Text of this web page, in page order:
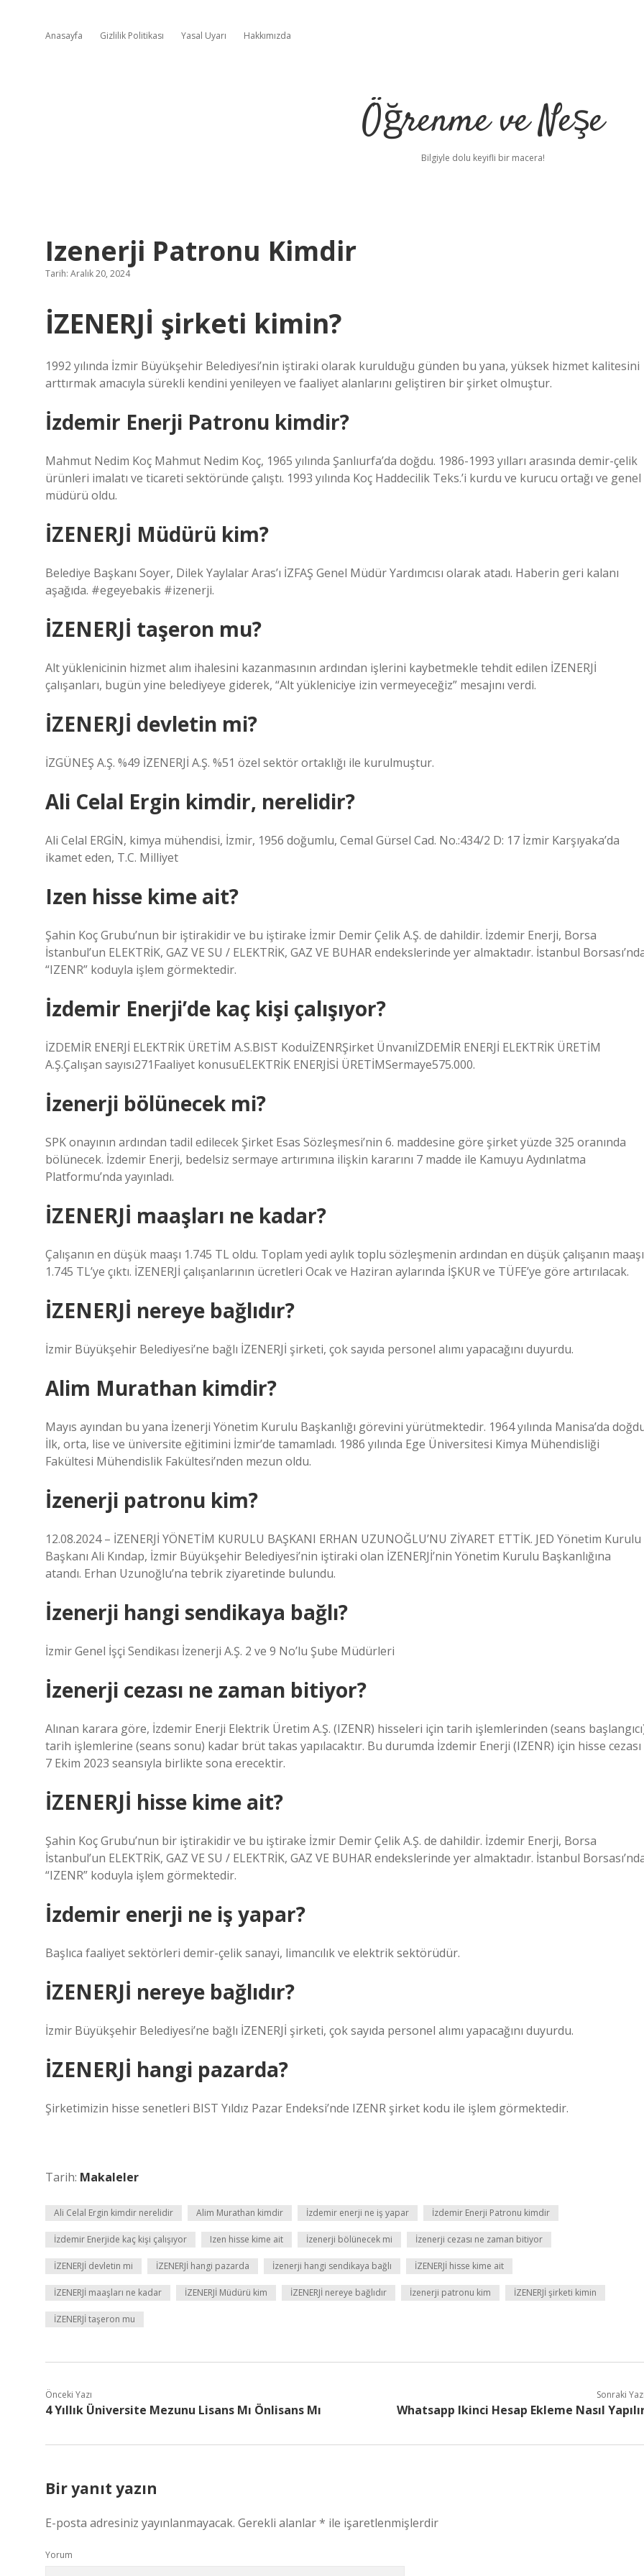
Anasayfa Gizlilik Politikası Yasal Uyarı Hakkımızda
Öğrenme ve Neşe
Bilgiyle dolu keyifli bir macera!
Izenerji Patronu Kimdir
Tarih: Aralık 20, 2024
İZENERJİ şirketi kimin?
1992 yılında İzmir Büyükşehir Belediyesi’nin iştiraki olarak kurulduğu günden bu yana, yüksek hizmet kalitesini
arttırmak amacıyla sürekli kendini yenileyen ve faaliyet alanlarını geliştiren bir şirket olmuştur.
İzdemir Enerji Patronu kimdir?
Mahmut Nedim Koç Mahmut Nedim Koç, 1965 yılında Şanlıurfa’da doğdu. 1986-1993 yılları arasında demir-çelik
ürünleri imalatı ve ticareti sektöründe çalıştı. 1993 yılında Koç Haddecilik Teks.’i kurdu ve kurucu ortağı ve genel
müdürü oldu.
İZENERJİ Müdürü kim?
Belediye Başkanı Soyer, Dilek Yaylalar Aras’ı İZFAŞ Genel Müdür Yardımcısı olarak atadı. Haberin geri kalanı
aşağıda. #egeyebakis #izenerji.
İZENERJİ taşeron mu?
Alt yüklenicinin hizmet alım ihalesini kazanmasının ardından işlerini kaybetmekle tehdit edilen İZENERJİ
çalışanları, bugün yine belediyeye giderek, “Alt yükleniciye izin vermeyeceğiz” mesajını verdi.
İZENERJİ devletin mi?
İZGÜNEŞ A.Ş. %49 İZENERJİ A.Ş. %51 özel sektör ortaklığı ile kurulmuştur.
Ali Celal Ergin kimdir, nerelidir?
Ali Celal ERGİN, kimya mühendisi, İzmir, 1956 doğumlu, Cemal Gürsel Cad. No.:434/2 D: 17 İzmir Karşıyaka’da
ikamet eden, T.C. Milliyet
Izen hisse kime ait?
Şahin Koç Grubu’nun bir iştirakidir ve bu iştirake İzmir Demir Çelik A.Ş. de dahildir. İzdemir Enerji, Borsa
İstanbul’un ELEKTRİK, GAZ VE SU / ELEKTRİK, GAZ VE BUHAR endekslerinde yer almaktadır. İstanbul
“IZENR” koduyla işlem görmektedir.
İzdemir Enerji’de kaç kişi çalışıyor?
İZDEMİR ENERJİ ELEKTRİK ÜRETİM A.S.BIST KoduİZENRŞirket ÜnvanıİZDEMİR ENERJİ ELEKTRİK ÜRETİM
A.Ş.Çalışan sayısı271Faaliyet konusuELEKTRİK ENERJİSİ ÜRETİMSermaye575.000.
İzenerji bölünecek mi?
SPK onayının ardından tadil edilecek Şirket Esas Sözleşmesi’nin 6. maddesine göre şirket yüzde 325 oranında
bölünecek. İzdemir Enerji, bedelsiz sermaye artırımına ilişkin kararını 7 madde ile Kamuyu Aydınlatma
Platformu’nda yayınladı.
İZENERJİ maaşları ne kadar?
Çalışanın en düşük maaşı 1.745 TL oldu. Toplam yedi aylık toplu sözleşmenin ardından en düşük çalışanın maaşı
1.745 TL’ye çıktı. İZENERJİ çalışanlarının ücretleri Ocak ve Haziran aylarında İŞKUR ve TÜFE’ye göre artırılacak.
İZENERJİ nereye bağlıdır?
İzmir Büyükşehir Belediyesi’ne bağlı İZENERJİ şirketi, çok sayıda personel alımı yapacağını duyurdu.
Alim Murathan kimdir?
Mayıs ayından bu yana İzenerji Yönetim Kurulu Başkanlığı görevini yürütmektedir. 1964 yılında Manisa’da
İlk, orta, lise ve üniversite eğitimini İzmir’de tamamladı. 1986 yılında Ege Üniversitesi Kimya Mühendisliği
Fakültesi Mühendislik Fakültesi’nden mezun oldu.
İzenerji patronu kim?
12.08.2024 – İZENERJİ YÖNETİM KURULU BAŞKANI ERHAN UZUNOĞLU’NU ZİYARET ETTİK. JED Yönetim Kurulu
Başkanı Ali Kındap, İzmir Büyükşehir Belediyesi’nin iştiraki olan İZENERJİ’nin Yönetim Kurulu Başkanlığına
atandı. Erhan Uzunoğlu’na tebrik ziyaretinde bulundu.
İzenerji hangi sendikaya bağlı?
İzmir Genel İşçi Sendikası İzenerji A.Ş. 2 ve 9 No’lu Şube Müdürleri
İzenerji cezası ne zaman bitiyor?
Alınan karara göre, İzdemir Enerji Elektrik Üretim A.Ş. (IZENR) hisseleri için tarih işlemlerinden (seans
tarih işlemlerine (seans sonu) kadar brüt takas yapılacaktır. Bu durumda İzdemir Enerji (IZENR) için hisse cezası
7 Ekim 2023 seansıyla birlikte sona erecektir.
İZENERJİ hisse kime ait?
Şahin Koç Grubu’nun bir iştirakidir ve bu iştirake İzmir Demir Çelik A.Ş. de dahildir. İzdemir Enerji, Borsa
İstanbul’un ELEKTRİK, GAZ VE SU / ELEKTRİK, GAZ VE BUHAR endekslerinde yer almaktadır. İstanbul
“IZENR” koduyla işlem görmektedir.
İzdemir enerji ne iş yapar?
Başlıca faaliyet sektörleri demir-çelik sanayi, limancılık ve elektrik sektörüdür.
İZENERJİ nereye bağlıdır?
İzmir Büyükşehir Belediyesi’ne bağlı İZENERJİ şirketi, çok sayıda personel alımı yapacağını duyurdu.
İZENERJİ hangi pazarda?
Şirketimizin hisse senetleri BIST Yıldız Pazar Endeksi’nde IZENR şirket kodu ile işlem görmektedir.
Tarih: Makaleler
Ali Celal Ergin kimdir nerelidir Alim Murathan kimdir İzdemir enerji ne iş yapar İzdemir Enerji Patronu kimdir
İzdemir Enerjide kaç kişi çalışıyor Izen hisse kime ait İzenerji bölünecek mi İzenerji cezası ne zaman bitiyor
İZENERJİ devletin mi İZENERJİ hangi pazarda İzenerji hangi sendikaya bağlı İZENERJİ hisse kime ait
İZENERJİ maaşları ne kadar İZENERJİ Müdürü kim İZENERJİ nereye bağlıdır İzenerji patronu kim İZENERJİ şirketi kimin
İZENERJİ taşeron mu
Önceki Yazı
4 Yıllık Üniversite Mezunu Lisans Mı Önlisans Mı
Sonraki
Whatsapp Ikinci Hesap Ekleme Nasıl
Bir yanıt yazın
E-posta adresiniz yayınlanmayacak. Gerekli alanlar* ile işaretlenmişlerdir
Yorum